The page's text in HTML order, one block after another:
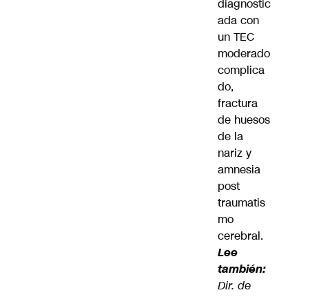
diagnostic
ada con
un TEC
moderado
complica
do,
fractura
de huesos
de la
nariz y
amnesia
post
traumatis
mo
cerebral.
Lee
también:
Dir. de